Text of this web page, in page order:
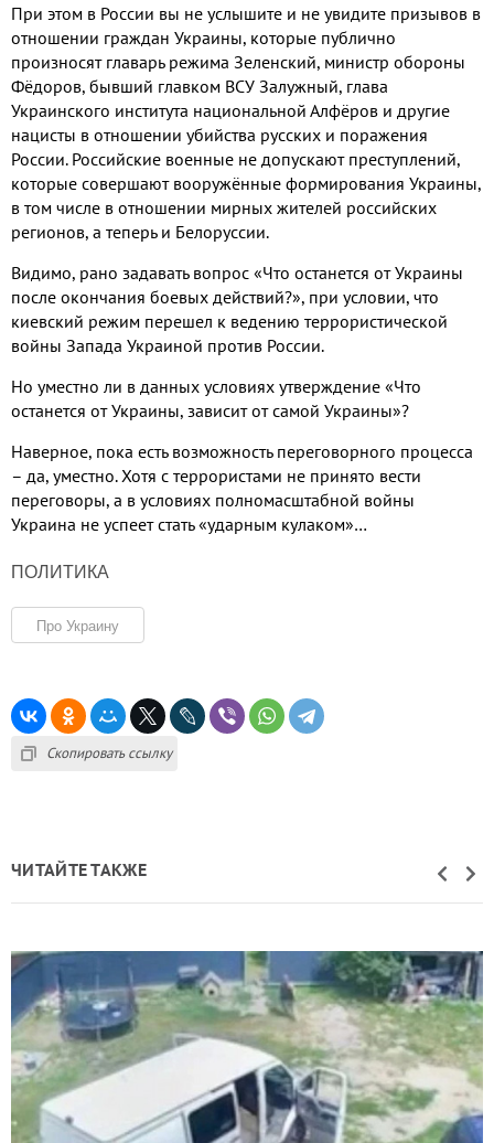
При этом в России вы не услышите и не увидите призывов в
отношении граждан Украины, которые публично
произносят главарь режима Зеленский, министр обороны
Фёдоров, бывший главком ВСУ Залужный, глава
Украинского института национальной Алфёров и другие
нацисты в отношении убийства русских и поражения
России. Российские военные не допускают преступлений,
которые совершают вооружённые формирования Украины,
в том числе в отношении мирных жителей российских
регионов, а теперь и Белоруссии.
Видимо, рано задавать вопрос «Что останется от Украины
после окончания боевых действий?», при условии, что
киевский режим перешел к ведению террористической
войны Запада Украиной против России.
Но уместно ли в данных условиях утверждение «Что
останется от Украины, зависит от самой Украины»?
Наверное, пока есть возможность переговорного процесса
– да, уместно. Хотя с террористами не принято вести
переговоры, а в условиях полномасштабной войны
Украина не успеет стать «ударным кулаком»…
ПОЛИТИКА
Про Украину
Скопировать ссылку
ЧИТАЙТЕ ТАКЖЕ